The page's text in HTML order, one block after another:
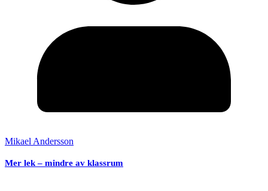
Mikael Andersson
Mer lek – mindre av klassrum